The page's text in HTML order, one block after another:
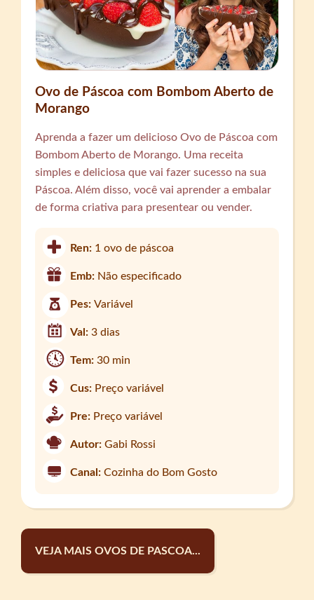
Ovo de Páscoa com Bombom Aberto de
Morango
Aprenda a fazer um delicioso Ovo de Páscoa com
Bombom Aberto de Morango. Uma receita
simples e deliciosa que vai fazer sucesso na sua
Páscoa. Além disso, você vai aprender a embalar
de forma criativa para presentear ou vender.
Ren: 1 ovo de páscoa
Emb: Não especificado
Pes:Variável
Val:3 dias
Tem:30 min
Cus: Preço variável
Pre: Preço variável
Autor: Gabi Rossi
Canal: Cozinha do Bom Gosto
VEJA MAIS OVOS DE PASCOA...